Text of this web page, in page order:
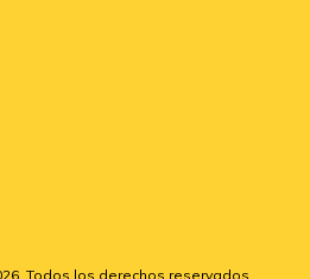
Todos los derechos reservados.